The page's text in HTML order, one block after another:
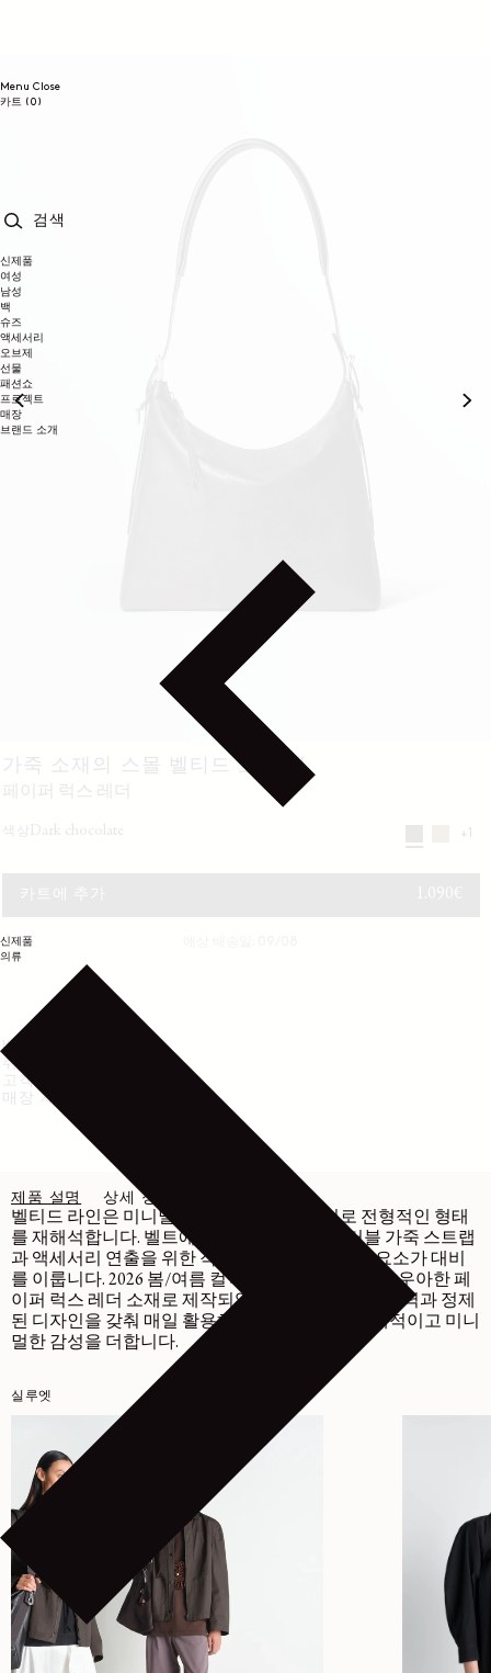
Menu Close
카트 (0)
신제품
여성
남성
백
슈즈
액세서리
오브제
선물
패션쇼
프로젝트
매장
브랜드 소개
신제품
의류
가죽 소재의 스몰 벨티드 호보 백
페이퍼 럭스 레더
dark chocolate +1
배송 및 반품
취급 방법
고객센터
매장 재고 확인
제품 설명 상세 정보
벨티드 라인은 미니멀하고 실용적인 스타일로 전형적인 형태
를 재해석합니다. 벨트에서 영감을 받은 베지터블 가죽 스트랩
과 액세서리 연출을 위한 작은 D-링 등 밝은 메탈 요소가 대비
를 이룹니다. 2026 봄/여름 컬렉션의 스몰 호보 백은 우아한 페
이퍼 럭스 레더 소재로 제작되었습니다. 넉넉한 수납력과 정제
된 디자인을 갖춰 매일 활용하기 좋은 백으로, 현대적이고 미니
멀한 감성을 더합니다.
실루엣